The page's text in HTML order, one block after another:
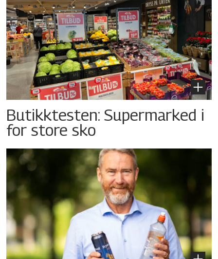
Butikktesten: Supermarked i
for store sko